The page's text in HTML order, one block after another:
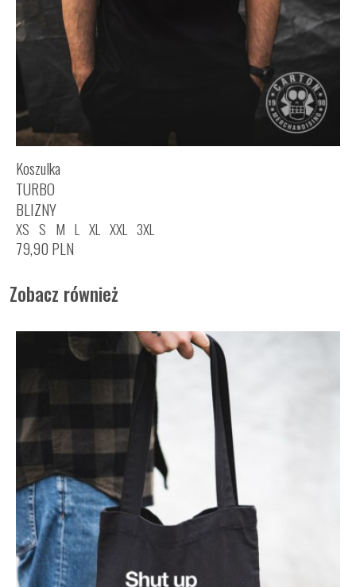
Koszulka
TURBO
BLIZNY
XS S M L XL XXL 3XL
79,90 PLN
Zobacz również